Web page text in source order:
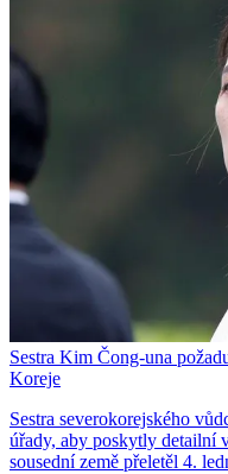
Sestra Kim Čong-una
Koreje
Sestra severokorejského
úřady, aby poskytly detailní
sousední země přeletěl 4.